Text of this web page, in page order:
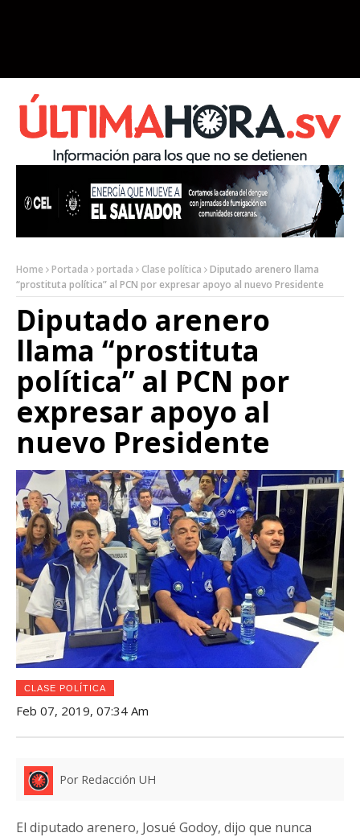
Home Portada portada Clase política
Diputado arenero llama
“prostituta política” al PCN por expresar apoyo al nuevo Presidente
Diputado arenero
llama “prostituta
política” al PCN por
expresar apoyo al
nuevo Presidente
CLASE POLÍTICA
Feb 07, 2019, 07:34 Am
Por Redacción UH
El diputado arenero, Josué Godoy, dijo que nunca